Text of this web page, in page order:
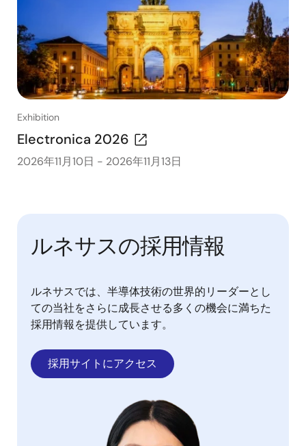
Exhibition
Electronica 2026
2026年11月10日 - 2026年11月13日
ルネサスの採用情報
ルネサスでは、半導体技術の世界的リーダーとし
ての当社をさらに成長させる多くの機会に満ちた
採用情報を提供しています。
採用サイトにアクセス